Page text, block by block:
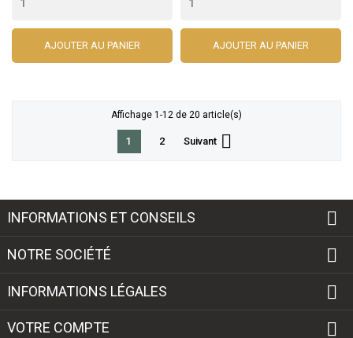
AJOUTER AU PANIER AJOUTER AU PANIER
Affichage 1-12 de 20 article(s)
1 2 Suivant 
INFORMATIONS ET CONSEILS 
NOTRE SOCIÉTÉ 
INFORMATIONS LÉGALES 
VOTRE COMPTE 